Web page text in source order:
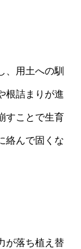
、用土への馴
根詰まりが進
すことで生育
絡んで固くな
が落ち植え替